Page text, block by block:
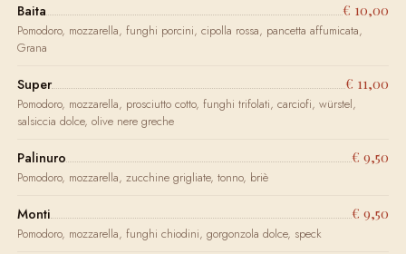
Baita € 10,00
Pomodoro, mozzarella, funghi porcini, cipolla rossa, pancetta affumicata,
Grana
Super € 11,00
Pomodoro, mozzarella, prosciutto cotto, funghi trifolati, carciofi, würstel,
salsiccia dolce, olive nere greche
Palinuro € 9,50
Pomodoro, mozzarella, zucchine grigliate, tonno, briè
Monti € 9,50
Pomodoro, mozzarella, funghi chiodini, gorgonzola dolce, speck